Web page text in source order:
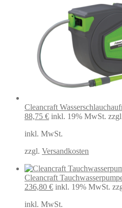
Cleancraft
Ursprünglicher
war:
88,75 €Aktueller
ist:
inkl. 19% MwSt.
inkl. MwSt.
zzgl. Versandkosten
Cleancraft
Ursprünglicher
war:
236,80 €Aktueller
ist:
inkl. 19% MwSt.
inkl. MwSt.